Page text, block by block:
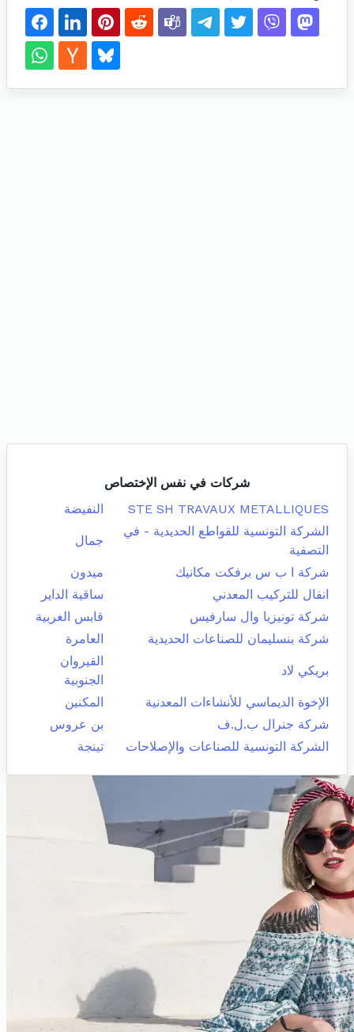
شركات في نفس الإختصاص
STE SH TRAVAUX METALLIQUES
النفيضة
الشركة التونسية للقواطع الحديدية - في
التصفية
جمال
شركة ا ب س برفكت مكانيك
ميدون
انفال للتركيب المعدني
ساقية الداير
شركة تونيزيا وال سارفيس
قابس الغربية
شركة بنسليمان للصناعات الحديدية
العامرة
بريكي لاد
القيروان
الجنوبية
الإخوة الديماسي للأنشاءات المعدنية
المكنين
شركة جنرال ب.ل.ف
بن عروس
الشركة التونسية للصناعات والإصلاحات
تينجة